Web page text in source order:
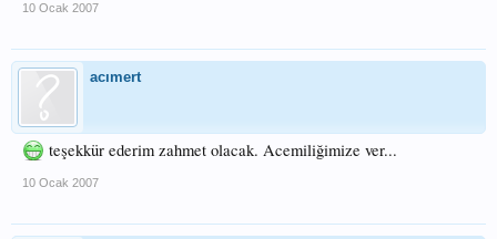
10 Ocak 2007
acımert
teşekkür ederim zahmet olacak. Acemiliğimize ver...
10 Ocak 2007